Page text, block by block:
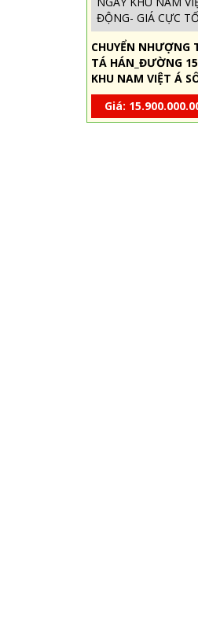
CHUYỂN NHƯỢNG
TÁ HÁN_ĐƯỜNG
KHU NAM VIỆT Á
GIÁ CỰC TỐT.
Giá: